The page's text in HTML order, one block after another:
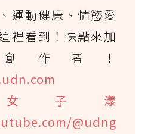
運動健康、情慾愛
裡看到！快點來加
作者！
子漾
@udng